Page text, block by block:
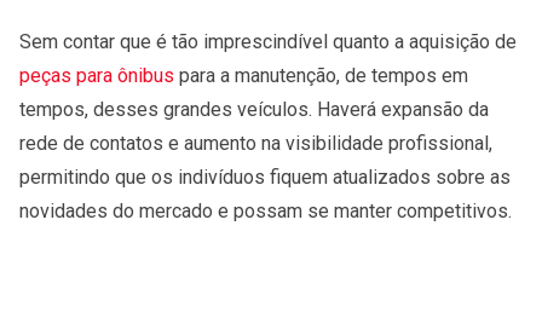
Sem contar que é tão imprescindível quanto a aquisição de
peças para ônibus para a manutenção, de tempos em
tempos, desses grandes veículos. Haverá expansão da
rede de contatos e aumento na visibilidade profissional,
permitindo que os indivíduos fiquem atualizados sobre as
novidades do mercado e possam se manter competitivos.